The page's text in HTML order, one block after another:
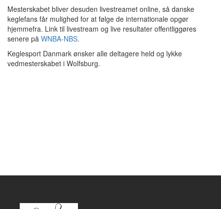
Mesterskabet bliver desuden livestreamet online, så danske
keglefans får mulighed for at følge de internationale opgør
hjemmefra. Link til livestream og live resultater offentliggøres
senere på WNBA-NBS.
Keglesport Danmark ønsker alle deltagere held og lykke
vedmesterskabet i Wolfsburg.